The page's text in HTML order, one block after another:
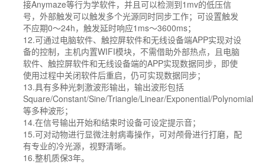
接Anymaze等行为学软件，并且可以检测到1mv的低压信
号，外部触发可以触发多个光源同时同步工作；可设置触发
不应期0～24h，触发延时响应1ms～3600ms；
12.可通过电脑软件、触控屏软件和无线设备端APP实现对设
备的控制，主机内置WIFI模块，不需借助外部热点，且电脑
软件、触控屏软件和无线设备端的APP实现数据同步，即使
使用过程中关闭软件后重启，仍可实现数据同步；
13.具有多种光刺激波形输出，输出波形包括
Square/Constant/Sine/Triangle/Linear/Exponential/Polynomial
等多种波形；
14.在信号输出开始和结束时设备可设定提示音；
15.可对动物进行显微注射病毒操作，可对颅骨进行打磨，配
有专业的冷光源，视野清晰。
16.整机质保3年。